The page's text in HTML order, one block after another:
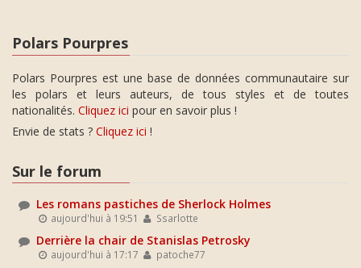
Polars Pourpres
Polars Pourpres est une base de données communautaire sur
les polars et leurs auteurs, de tous styles et de toutes
nationalités. Cliquez ici pour en savoir plus !
Envie de stats ? Cliquez ici !
Sur le forum
Les romans pastiches de Sherlock Holmes
aujourd'hui à 19:51 Ssarlotte
Derrière la chair de Stanislas Petrosky
aujourd'hui à 17:17 patoche77